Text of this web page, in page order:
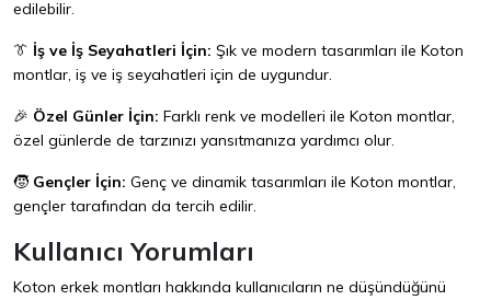
edilebilir.
👔 İş ve İş Seyahatleri İçin: Şık ve modern tasarımları ile Koton
montlar, iş ve iş seyahatleri için de uygundur.
🎉 Özel Günler İçin: Farklı renk ve modelleri ile Koton montlar,
özel günlerde de tarzınızı yansıtmanıza yardımcı olur.
🧒 Gençler İçin: Genç ve dinamik tasarımları ile Koton montlar,
gençler tarafından da tercih edilir.
Kullanıcı Yorumları
Koton erkek montları hakkında kullanıcıların ne düşündüğünü